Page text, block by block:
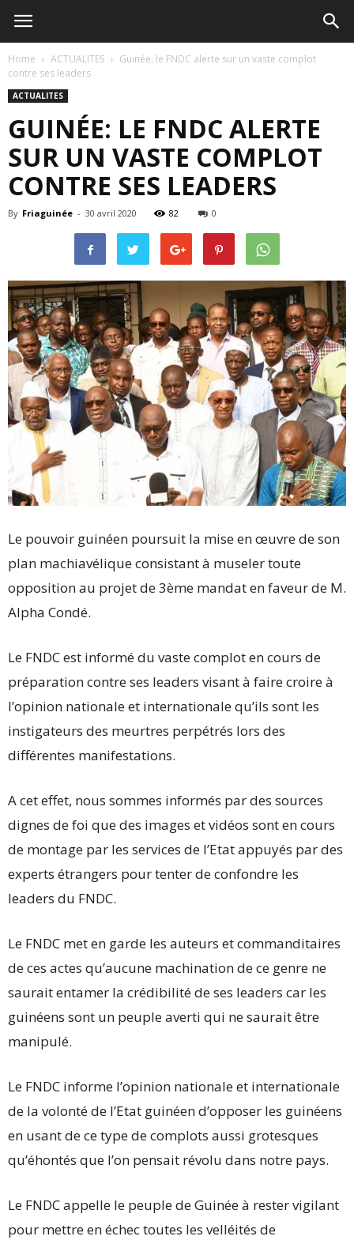
Home ACTUALITES
Guinée: le FNDC alerte sur un vaste complot
contre ses leaders
ACTUALITES
GUINÉE: LE FNDC ALERTE
SUR UN VASTE COMPLOT
CONTRE SES LEADERS
By Friaguinée - 30 avril 2020 82 0
Le pouvoir guinéen poursuit la mise en œuvre de son
plan machiavélique consistant à museler toute
opposition au projet de 3ème mandat en faveur de M.
Alpha Condé.
Le FNDC est informé du vaste complot en cours de
préparation contre ses leaders visant à faire croire à
l’opinion nationale et internationale qu’ils sont les
instigateurs des meurtres perpétrés lors des
différentes manifestations.
A cet effet, nous sommes informés par des sources
dignes de foi que des images et vidéos sont en cours
de montage par les services de l’Etat appuyés par des
experts étrangers pour tenter de confondre les
leaders du FNDC.
Le FNDC met en garde les auteurs et commanditaires
de ces actes qu’aucune machination de ce genre ne
saurait entamer la crédibilité de ses leaders car les
guinéens sont un peuple averti qui ne saurait être
manipulé.
Le FNDC informe l’opinion nationale et internationale
de la volonté de l’Etat guinéen d’opposer les guinéens
en usant de ce type de complots aussi grotesques
qu’éhontés que l’on pensait révolu dans notre pays.
Le FNDC appelle le peuple de Guinée à rester vigilant
pour mettre en échec toutes les velléités de